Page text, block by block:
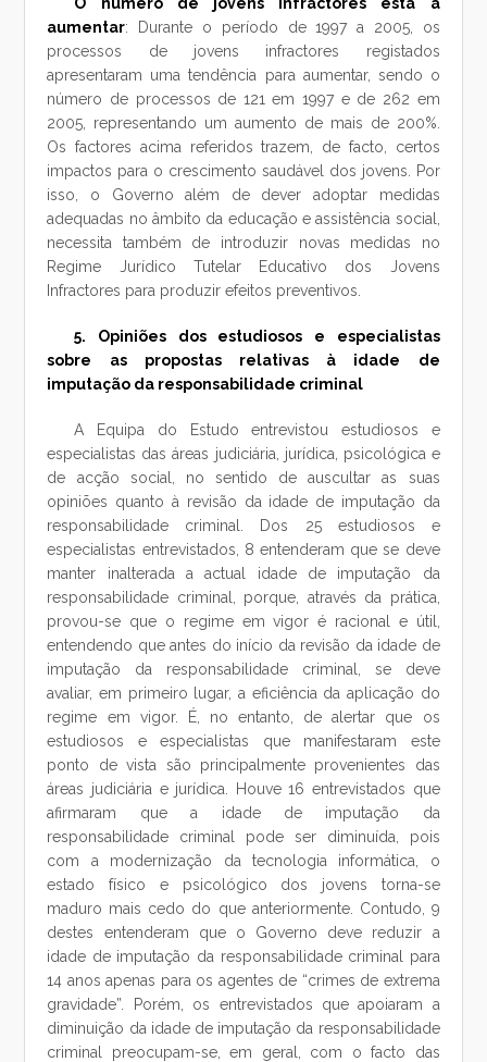
aumentar: Durante o período de 1997 a 2005, os
processos de jovens infractores registados
apresentaram uma tendência para aumentar, sendo o
número de processos de 121 em 1997 e de 262 em
2005, representando um aumento de mais de 200%.
Os factores acima referidos trazem, de facto, certos
impactos para o crescimento saudável dos jovens. Por
isso, o Governo além de dever adoptar medidas
adequadas no âmbito da educação e assistência social,
necessita também de introduzir novas medidas no
Regime Jurídico Tutelar Educativo dos Jovens
Infractores para produzir efeitos preventivos.
5. Opiniões dos estudiosos e especialistas
sobre as propostas relativas à idade de
imputação da responsabilidade criminal
A Equipa do Estudo entrevistou estudiosos e
especialistas das áreas judiciária, jurídica, psicológica e
de acção social, no sentido de auscultar as suas
opiniões quanto à revisão da idade de imputação da
responsabilidade criminal. Dos 25 estudiosos e
especialistas entrevistados, 8 entenderam que se deve
manter inalterada a actual idade de imputação da
responsabilidade criminal, porque, através da prática,
provou-se que o regime em vigor é racional e útil,
entendendo que antes do início da revisão da idade de
imputação da responsabilidade criminal, se deve
avaliar, em primeiro lugar, a eficiência da aplicação do
regime em vigor. É, no entanto, de alertar que os
estudiosos e especialistas que manifestaram este
ponto de vista são principalmente provenientes das
áreas judiciária e jurídica. Houve 16 entrevistados que
afirmaram que a idade de imputação da
responsabilidade criminal pode ser diminuída, pois
com a modernização da tecnologia informática, o
estado físico e psicológico dos jovens torna-se
maduro mais cedo do que anteriormente. Contudo, 9
destes entenderam que o Governo deve reduzir a
idade de imputação da responsabilidade criminal para
14 anos apenas para os agentes de “crimes de extrema
gravidade”. Porém, os entrevistados que apoiaram a
diminuição da idade de imputação da responsabilidade
criminal preocupam-se, em geral, com o facto das